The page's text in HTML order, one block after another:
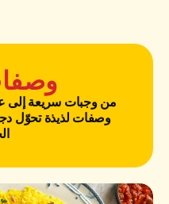
من وجبات سريعة إلى
وصفات لذيذة تحوّل